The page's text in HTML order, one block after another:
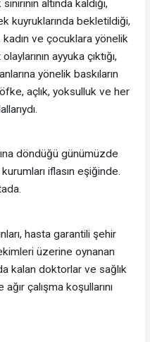
altında kaldığı,
kuyruklarında bekletildiği,
ve çocuklara yönelik
ayyuka çıktığı,
yönelik baskıların
açlık, yoksulluk ve her
döndüğü günümüzde
iflasın eşiğinde.
hasta garantili şehir
üzerine oynanan
kalan doktorlar ve sağlık
ağır çalışma koşullarını